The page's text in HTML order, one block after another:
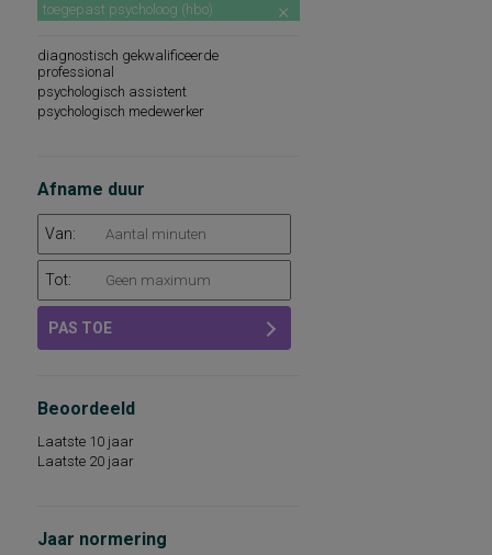
toegepast psycholoog (hbo)
diagnostisch gekwalificeerde
professional
psychologisch assistent
psychologisch medewerker
Afname duur
Van:
Tot:
PAS TOE
Beoordeeld
Laatste 10 jaar
Laatste 20 jaar
Jaar normering